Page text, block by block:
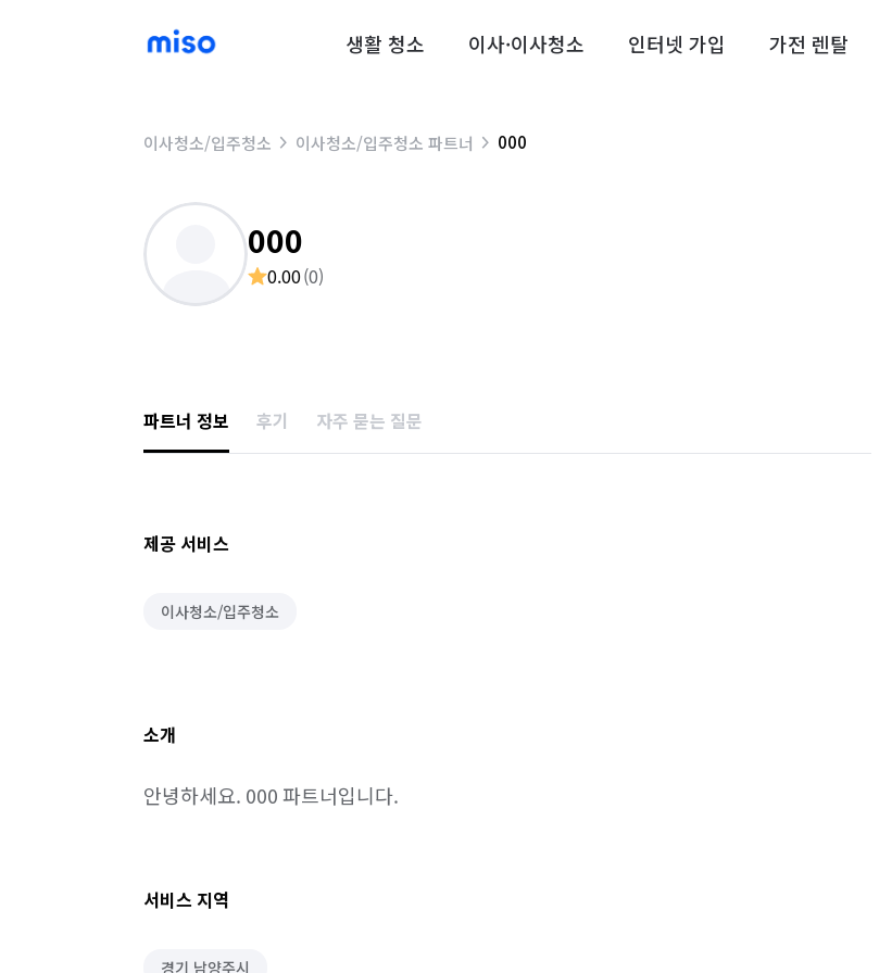
생활 청소 이사·이사청소 인터넷 가입 가전 렌탈
이사청소/입주청소 이사청소/입주청소 파트너 000
000
0.00(0)
파트너 정보 후기 자주 묻는 질문
제공 서비스
이사청소/입주청소
소개
안녕하세요. 000 파트너입니다.
서비스 지역
경기 남양주시